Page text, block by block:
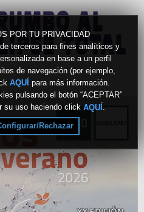
POR TU PRIVACIDAD
terceros para fines analíticos y
en base a un perfil
de navegación (por ejemplo,
AQUÍ para más información.
pulsando el botón “ACEPTAR”
su uso haciendo click AQUÍ
Rechazar